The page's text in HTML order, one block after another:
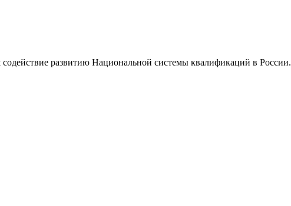
развитию Национальной системы квалификаций в России.